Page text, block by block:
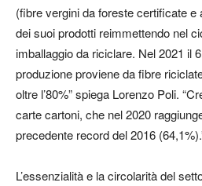
(fibre vergini da foreste certificate
dei suoi prodotti reimmettendo nel
imballaggio da riciclare. Nel 2021 il
produzione proviene da fibre
oltre l’80%” spiega Lorenzo Poli.
carte cartoni, che nel 2020
precedente record del 2016
L’essenzialità e la circolarità del